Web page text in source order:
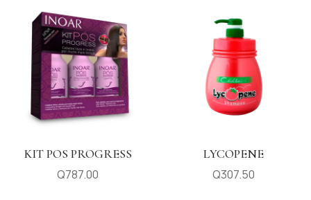
KIT POS PROGRESS
Q787.00
LYCOPENE
Q307.50